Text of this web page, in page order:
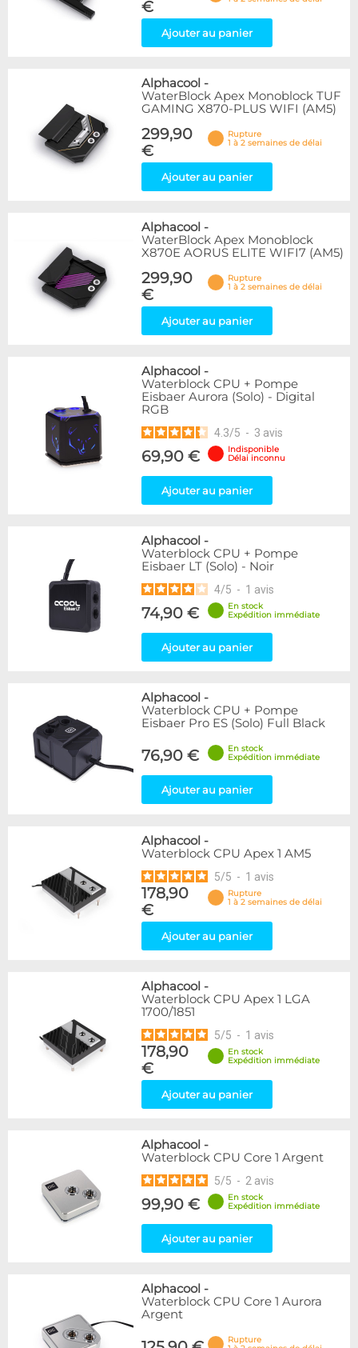
€
Ajouter au panier
Alphacool -
WaterBlock Apex Monoblock TUF
GAMING X870-PLUS WIFI (AM5)
299,90
€
Rupture
1 à 2 semaines de délai
Ajouter au panier
Alphacool -
WaterBlock Apex Monoblock
X870E AORUS ELITE WIFI7 (AM5)
299,90
€
Rupture
1 à 2 semaines de délai
Ajouter au panier
Alphacool -
Waterblock CPU + Pompe
Eisbaer Aurora (Solo) - Digital
RGB
4.3/5 - 3 avis
69,90 €
Indisponible
Délai inconnu
Ajouter au panier
Alphacool -
Waterblock CPU + Pompe
Eisbaer LT (Solo) - Noir
4/5 - 1 avis
74,90 €
En stock
Expédition immédiate
Ajouter au panier
Alphacool -
Waterblock CPU + Pompe
Eisbaer Pro ES (Solo) Full Black
76,90 €
En stock
Expédition immédiate
Ajouter au panier
Alphacool -
Waterblock CPU Apex 1 AM5
5/5 - 1 avis
178,90
€
Rupture
1 à 2 semaines de délai
Ajouter au panier
Alphacool -
Waterblock CPU Apex 1 LGA
1700/1851
5/5 - 1 avis
178,90
€
En stock
Expédition immédiate
Ajouter au panier
Alphacool -
Waterblock CPU Core 1 Argent
5/5 - 2 avis
99,90 €
En stock
Expédition immédiate
Ajouter au panier
Alphacool -
Waterblock CPU Core 1 Aurora
Argent
Rupture